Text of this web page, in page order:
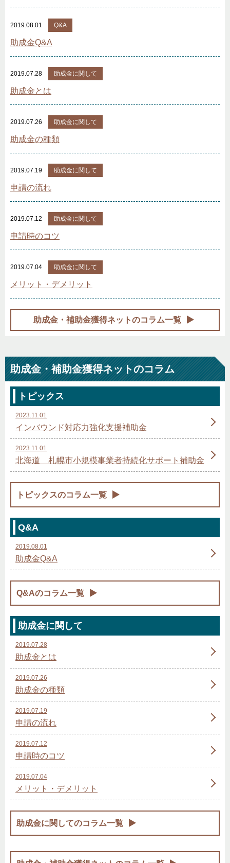
2019.08.01 Q&A
助成金Q&A
2019.07.28 助成金に関して
助成金とは
2019.07.26 助成金に関して
助成金の種類
2019.07.19 助成金に関して
申請の流れ
2019.07.12 助成金に関して
申請時のコツ
2019.07.04 助成金に関して
メリット・デメリット
助成金・補助金獲得ネットのコラム一覧
助成金・補助金獲得ネットのコラム
トピックス
2023.11.01
インバウンド対応力強化支援補助金
2023.11.01
北海道 札幌市小規模事業者持続化サポート補助金
トピックスのコラム一覧
Q&A
2019.08.01
助成金Q&A
Q&Aのコラム一覧
助成金に関して
2019.07.28
助成金とは
2019.07.26
助成金の種類
2019.07.19
申請の流れ
2019.07.12
申請時のコツ
2019.07.04
メリット・デメリット
助成金に関してのコラム一覧